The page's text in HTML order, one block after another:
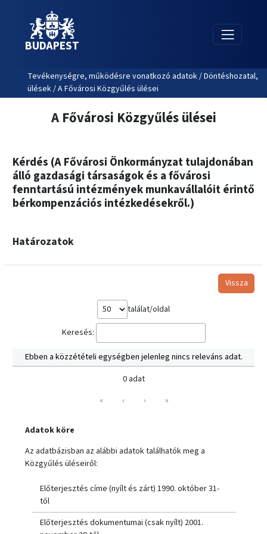
BUDAPEST
Tevékenységre, működésre vonatkozó adatok / Döntéshozatal,
ülések / A Fővárosi Közgyűlés ülései
A Fővárosi Közgyűlés ülései
Kérdés (A Fővárosi Önkormányzat tulajdonában
álló gazdasági társaságok és a fővárosi
fenntartású intézmények munkavállalóit érintő
bérkompenzációs intézkedésekről.)
Határozatok
Vissza
találat/oldal
Keresés:
Ebben a közzétételi egységben jelenleg nincs releváns adat.
0 adat
«
‹ › »
Adatok köre
Az adatbázisban az alábbi adatok találhatók meg a
Közgyűlés üléseiről:
Előterjesztés címe (nyílt és zárt) 1990. október 31-
től
Előterjesztés dokumentumai (csak nyílt) 2001.